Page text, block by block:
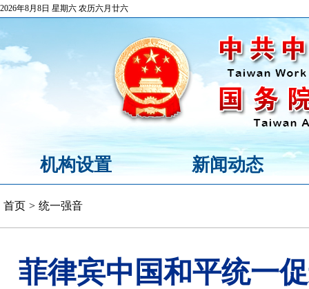
2026年8月8日 星期六 农历六月廿六
机构设置 新闻动态
首页 > 统一强音
菲律宾中国和平统一